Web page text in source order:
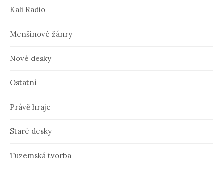
Kali Radio
Menšinové žánry
Nové desky
Ostatní
Právě hraje
Staré desky
Tuzemská tvorba